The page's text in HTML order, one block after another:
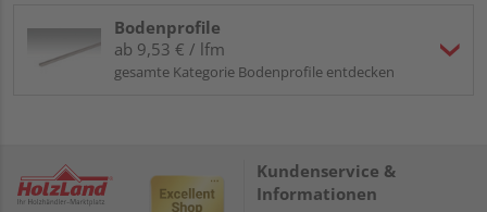
Bodenprofile
ab 9,53 € / lfm
gesamte Kategorie Bodenprofile entdecken
Kundenservice &
Informationen